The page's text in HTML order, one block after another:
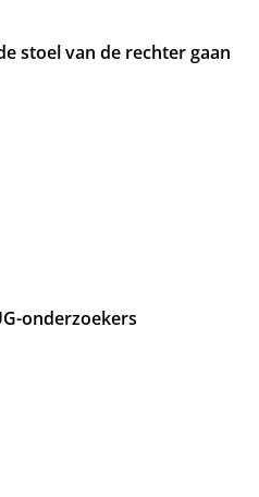
stoel van de rechter gaan
onderzoekers